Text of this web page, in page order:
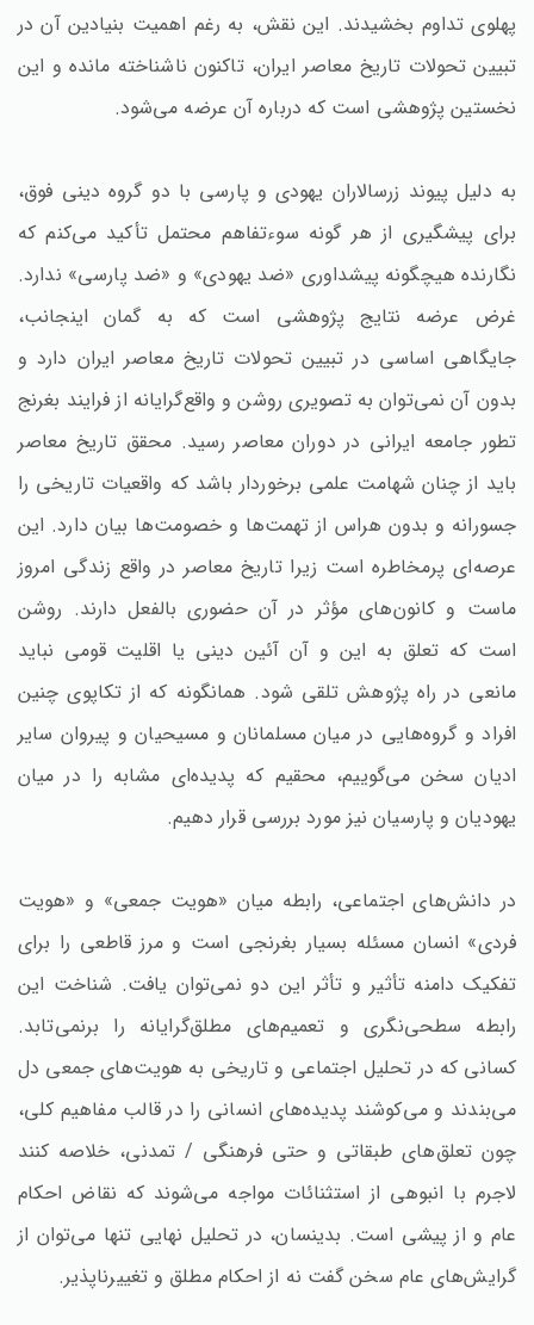
پهلوی تداوم بخشیدند. این نقش، به رغم اهمیت بنیادین آن در
تبیین تحولات تاریخ معاصر ایران، تاکنون ناشناخته مانده و این
نخستین پژوهشی است که درباره آن عرضه می‌شود.
به دلیل پیوند زرسالاران یهودی و پارسی با دو گروه دینی فوق،
برای پیشگیری از هر گونه سوءتفاهم محتمل تأکید می‌کنم که
نگارنده هیچگونه پیشداوری «ضد یهودی» و «ضد پارسی‌» ندارد.
غرض عرضه نتایج پژوهشی است که به گمان اینجانب،
جایگاهی اساسی در تبیین تحولات تاریخ معاصر ایران دارد و
بدون آن نمی‌توان به تصویری روشن و واقع‌گرایانه از فرایند بغرنج
تطور جامعه ایرانی در دوران معاصر رسید. محقق تاریخ معاصر
باید از چنان شهامت علمی برخوردار باشد که واقعیات تاریخی را
جسورانه و بدون هراس از تهمت‌ها و خصومت‌ها بیان دارد. این
عرصه‌ای پرمخاطره است زیرا تاریخ معاصر در واقع زندگی امروز
ماست و کانون‌های مؤثر در آن حضوری بالفعل دارند. روشن
است که تعلق به این و آن آئین دینی یا اقلیت قومی نباید
مانعی در راه پژوهش تلقی شود. همانگونه که از تکاپوی چنین
افراد و گروه‌هایی در میان مسلمانان و مسیحیان و پیروان سایر
ادیان سخن می‌گوییم، محقیم که پدیده‌ای مشابه را در میان
یهودیان و پارسیان نیز مورد بررسی قرار دهیم.
در دانش‌های اجتماعی، رابطه میان «هویت جمعی» و «هویت
فردی» انسان مسئله بسیار بغرنجی است و مرز قاطعی را برای
تفکیک دامنه تأثیر و تأثر این دو نمی‌توان یافت. شناخت این
رابطه سطحی‌نگری و تعمیم‌های مطلق‌گرایانه را برنمی‌تابد.
کسانی که در تحلیل اجتماعی و تاریخی به هویت‌های جمعی دل
می‌بندند و می‌کوشند پدیده‌های انسانی را در قالب مفاهیم کلی،
چون تعلق‌های طبقاتی و حتی فرهنگی / تمدنی، خلاصه کنند
لاجرم با انبوهی از استثنائات مواجه می‌شوند که نقاض احکام
عام و از پیشی است. بدینسان، در تحلیل نهایی تنها می‌توان از
گرایش‌های عام سخن گفت نه از احکام مطلق و تغییرناپذیر.